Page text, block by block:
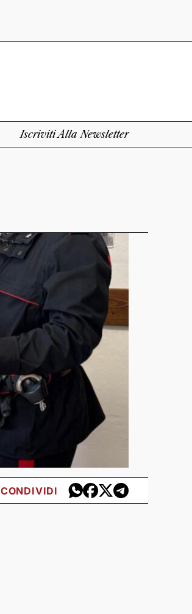
Iscriviti Alla Newsletter
CONDIVIDI